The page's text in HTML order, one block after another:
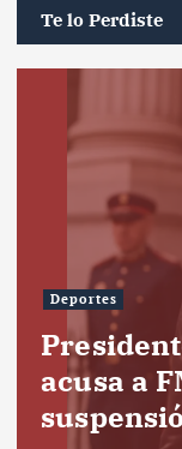
Te lo Perdiste
Deportes
acusa a